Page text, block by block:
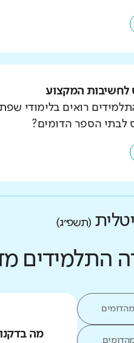
לחשיבות המקצוע
רואים בלימודי
לבתי הספר הדומים?
(תשפ״ג)
התלמידים
מה